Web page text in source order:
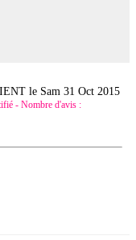
le Sam 31 Oct 2015
- Nombre d'avis :